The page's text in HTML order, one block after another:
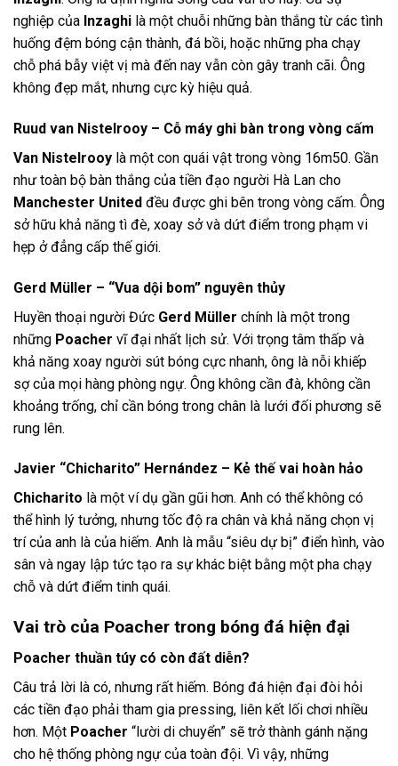
nghiệp của Inzaghi là một chuỗi những bàn thắng từ các tình
huống đệm bóng cận thành, đá bồi, hoặc những pha chạy
chỗ phá bẫy việt vị mà đến nay vẫn còn gây tranh cãi. Ông
không đẹp mắt, nhưng cực kỳ hiệu quả.
Ruud van Nistelrooy – Cỗ máy ghi bàn trong vòng cấm
Van Nistelrooy là một con quái vật trong vòng 16m50. Gần
như toàn bộ bàn thắng của tiền đạo người Hà Lan cho
Manchester United đều được ghi bên trong vòng cấm. Ông
sở hữu khả năng tì đè, xoay sở và dứt điểm trong phạm vi
hẹp ở đẳng cấp thế giới.
Gerd Müller – “Vua dội bom” nguyên thủy
Huyền thoại người Đức Gerd Müller chính là một trong
những Poacher vĩ đại nhất lịch sử. Với trọng tâm thấp và
khả năng xoay người sút bóng cực nhanh, ông là nỗi khiếp
sợ của mọi hàng phòng ngự. Ông không cần đà, không cần
khoảng trống, chỉ cần bóng trong chân là lưới đối phương sẽ
rung lên.
Javier “Chicharito” Hernández – Kẻ thế vai hoàn hảo
Chicharito là một ví dụ gần gũi hơn. Anh có thể không có
thể hình lý tưởng, nhưng tốc độ ra chân và khả năng chọn vị
trí của anh là của hiếm. Anh là mẫu “siêu dự bị” điển hình, vào
sân và ngay lập tức tạo ra sự khác biệt bằng một pha chạy
chỗ và dứt điểm tinh quái.
Vai trò của Poacher trong bóng đá hiện đại
Poacher thuần túy có còn đất diễn?
Câu trả lời là có, nhưng rất hiếm. Bóng đá hiện đại đòi hỏi
các tiền đạo phải tham gia pressing, liên kết lối chơi nhiều
hơn. Một Poacher “lười di chuyển” sẽ trở thành gánh nặng
cho hệ thống phòng ngự của toàn đội. Vì vậy, những